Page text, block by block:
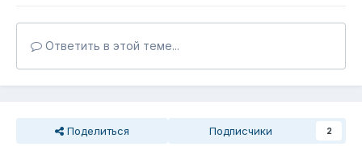
Ответить в этой теме...
Поделиться Подписчики 2